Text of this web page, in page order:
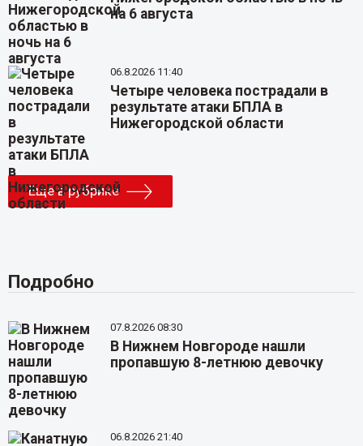
на 6 августа
06.8.2026 11:40
Четыре человека пострадали в
результате атаки БПЛА в
Нижегородской области
Еще в рубрике
Подробно
07.8.2026 08:30
В Нижнем Новгороде нашли
пропавшую 8-летнюю девочку
06.8.2026 21:40